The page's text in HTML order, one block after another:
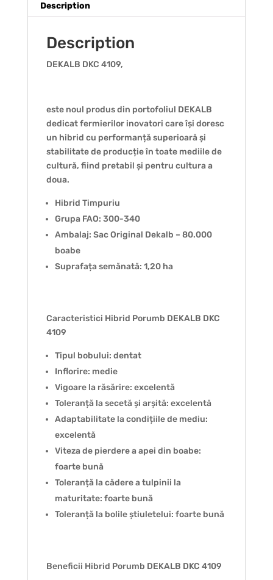
Description
Description
DEKALB DKC 4109,
este noul produs din portofoliul DEKALB
dedicat fermierilor inovatori care își doresc
un hibrid cu performanță superioară și
stabilitate de producție în toate mediile de
cultură, fiind pretabil și pentru cultura a
doua.
Hibrid Timpuriu
Grupa FAO: 300-340
Ambalaj: Sac Original Dekalb – 80.000
boabe
Suprafața semănată: 1,20 ha
Caracteristici Hibrid Porumb DEKALB DKC
4109
Tipul bobului: dentat
Inflorire: medie
Vigoare la răsărire: excelentă
Toleranță la secetă și arșită: excelentă
Adaptabilitate la condițiile de mediu:
excelentă
Viteza de pierdere a apei din boabe:
foarte bună
Toleranță la cădere a tulpinii la
maturitate: foarte bună
Toleranță la bolile știuletelui: foarte bună
Beneficii Hibrid Porumb DEKALB DKC 4109